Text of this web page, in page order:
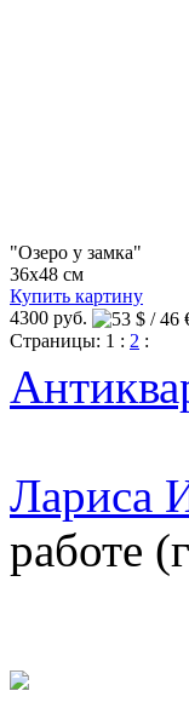
"Озеро у замка"
36x48 см
Купить картину
4300 руб.
Страницы: 1 : 2 :
Лариса
работе